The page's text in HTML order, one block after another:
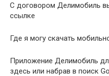
С договором Делимобиль
ссылке
Где я могу скачать
Приложение Делимобиль
здесь или набрав в поиск